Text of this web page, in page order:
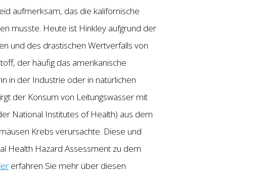
aufmerksam, das die kalifornische
musste. Heute ist Hinkley aufgrund der
und des drastischen Wertverfalls von
der häufig das amerikanische
in der Industrie oder in natürlichen
der Konsum von Leitungswasser mit
National Institutes of Health) aus dem
Krebs verursachte. Diese und
Health Hazard Assessment zu dem
erfahren Sie mehr über diesen